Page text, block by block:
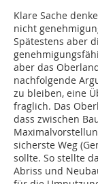
Klare Sache
nicht
Spätestens aber
aber das
nachfolgende
zu bleiben, eine
fraglich. Das
dass zwischen
sicherste Weg
sollte. So stellte
Abriss und